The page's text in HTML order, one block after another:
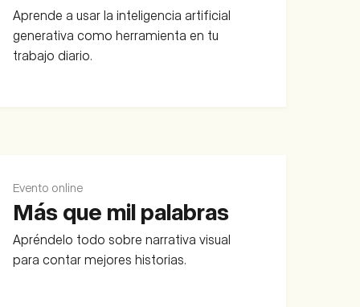
Aprende a usar la inteligencia artificial
generativa como herramienta en tu
trabajo diario.
Evento online
Más que mil palabras
Apréndelo todo sobre narrativa visual
para contar mejores historias.